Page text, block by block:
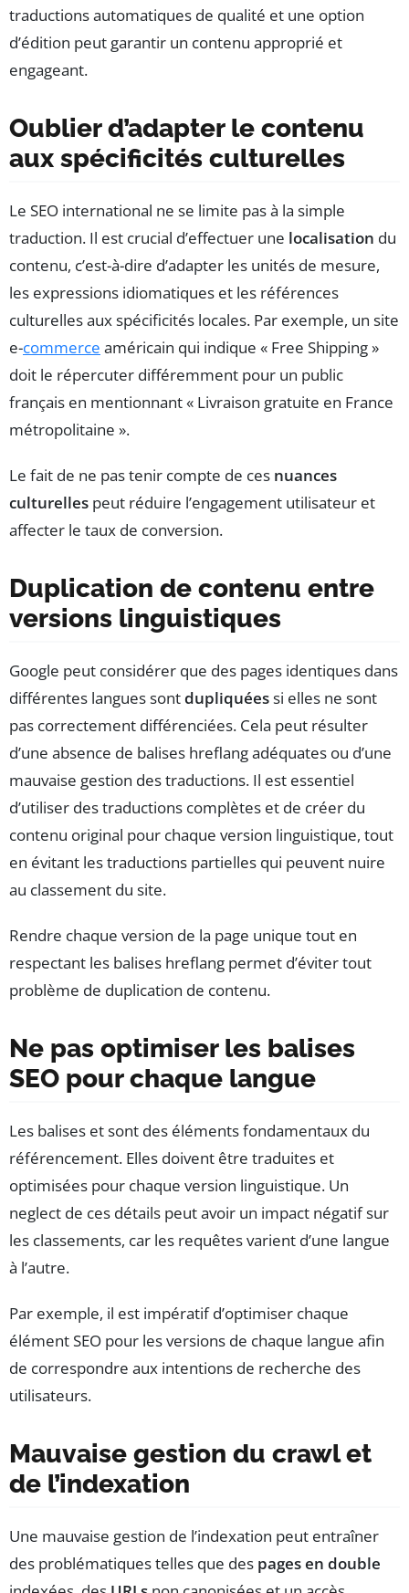
traductions automatiques de qualité et une option
d’édition peut garantir un contenu approprié et
engageant.
Oublier d’adapter le contenu
aux spécificités culturelles
Le SEO international ne se limite pas à la simple
traduction. Il est crucial d’effectuer une localisation du
contenu, c’est-à-dire d’adapter les unités de mesure,
les expressions idiomatiques et les références
culturelles aux spécificités locales. Par exemple, un site
e-commerce américain qui indique « Free Shipping »
doit le répercuter différemment pour un public
français en mentionnant « Livraison gratuite en France
métropolitaine ».
Le fait de ne pas tenir compte de ces nuances
culturelles peut réduire l’engagement utilisateur et
affecter le taux de conversion.
Duplication de contenu entre
versions linguistiques
Google peut considérer que des pages identiques dans
différentes langues sontdupliquéessi elles ne sont
pas correctement différenciées. Cela peut résulter
d’une absence de balises hreflang adéquates ou d’une
mauvaise gestion des traductions. Il est essentiel
d’utiliser des traductions complètes et de créer du
contenu original pour chaque version linguistique, tout
en évitant les traductions partielles qui peuvent nuire
au classement du site.
Rendre chaque version de la page unique tout en
respectant les balises hreflang permet d’éviter tout
problème de duplication de contenu.
Ne pas optimiser les balises
SEO pour chaque langue
Les balises etsont des éléments fondamentaux du
référencement. Elles doivent être traduites et
optimisées pour chaque version linguistique. Un
neglect de ces détails peut avoir un impact négatif sur
les classements, car les requêtes varient d’une langue
à l’autre.
Par exemple, il est impératif d’optimiser chaque
élément SEO pour les versions de chaque langue afin
de correspondre aux intentions de recherche des
utilisateurs.
Mauvaise gestion du crawl et
de l’indexation
Une mauvaise gestion de l’indexation peut entraîner
des problématiques telles que des pages en double